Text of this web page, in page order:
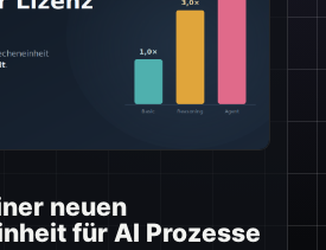
neuen
für AI Prozesse